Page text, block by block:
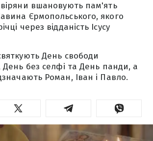
вшановують пам'ять
Єрмопольського, якого
через відданість Ісусу
День свободи
День без селфі та День панди, а
Роман, Іван і Павло.